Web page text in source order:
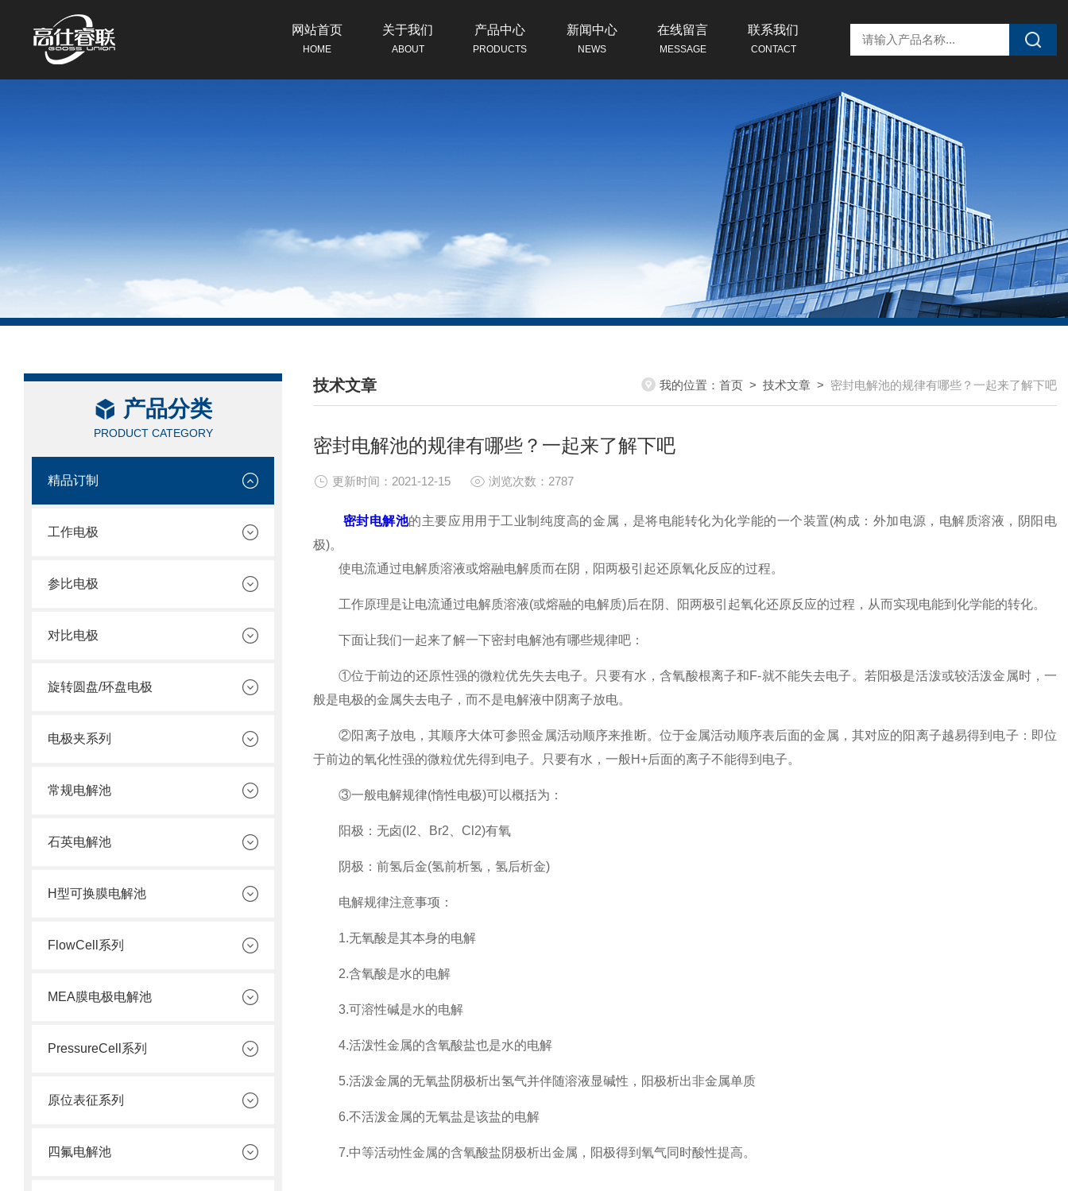
网站首页
HOME
关于我们
ABOUT
产品中心
PRODUCTS
新闻中心
NEWS
在线留言
MESSAGE
联系我们
CONTACT
产品分类
PRODUCT CATEGORY
精品订制
工作电极
参比电极
对比电极
旋转圆盘/环盘电极
电极夹系列
常规电解池
石英电解池
H型可换膜电解池
FlowCell系列
MEA膜电极电解池
PressureCell系列
原位表征系列
四氟电解池
技术文章
/ TECHNICAL ARTICLES
我的位置： 首页 > 技术文章 > 密封电解池的规律有哪些？一起来了解下吧
密封电解池的规律有哪些？一起来了解下吧
更新时间：2021-12-15 浏览次数：2787
密封电解池的主要应用用于工业制纯度高的金属，是将电能转化为化学能的一个装置(构成：外加电源，电解质溶液，阴阳电
极)。
使电流通过电解质溶液或熔融电解质而在阴，阳两极引起还原氧化反应的过程。
工作原理是让电流通过电解质溶液(或熔融的电解质)后在阴、阳两极引起氧化还原反应的过程，从而实现电能到化学能的转化。
下面让我们一起来了解一下密封电解池有哪些规律吧：
①位于前边的还原性强的微粒优先失去电子。只要有水，含氧酸根离子和F-就不能失去电子。若阳极是活泼或较活泼金属时，一
般是电极的金属失去电子，而不是电解液中阴离子放电。
②阳离子放电，其顺序大体可参照金属活动顺序来推断。位于金属活动顺序表后面的金属，其对应的阳离子越易得到电子：即位
于前边的氧化性强的微粒优先得到电子。只要有水，一般H+后面的离子不能得到电子。
③一般电解规律(惰性电极)可以概括为：
阳极：无卤(I2、Br2、Cl2)有氧
阴极：前氢后金(氢前析氢，氢后析金)
电解规律注意事项：
1.无氧酸是其本身的电解
2.含氧酸是水的电解
3.可溶性碱是水的电解
4.活泼性金属的含氧酸盐也是水的电解
5.活泼金属的无氧盐阴极析出氢气并伴随溶液显碱性，阳极析出非金属单质
6.不活泼金属的无氧盐是该盐的电解
7.中等活动性金属的含氧酸盐阴极析出金属，阳极得到氧气同时酸性提高。